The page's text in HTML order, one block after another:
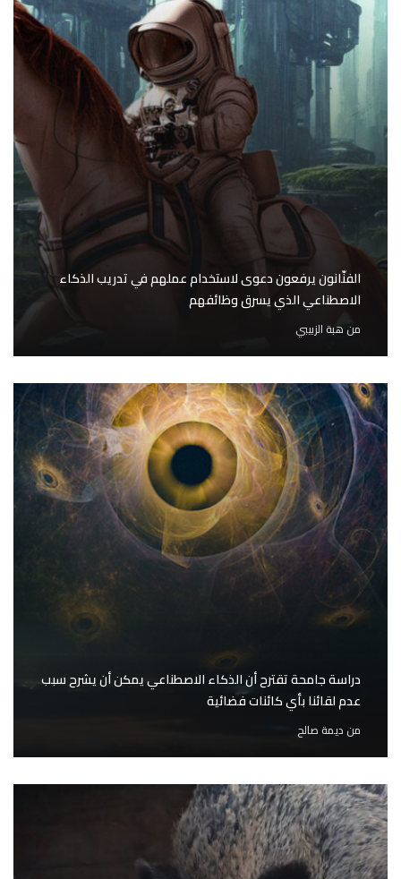
الفنّانون يرفعون دعوى لاستخدام عملهم في تدريب الذكاء
الاصطناعي الذي يسرق وظائفهم
من هبة الزبيبي
دراسة جامحة تقترح أن الذكاء الاصطناعي يمكن أن يشرح سبب
عدم لقائنا بأي كائنات فضائية
من ديمة صالح